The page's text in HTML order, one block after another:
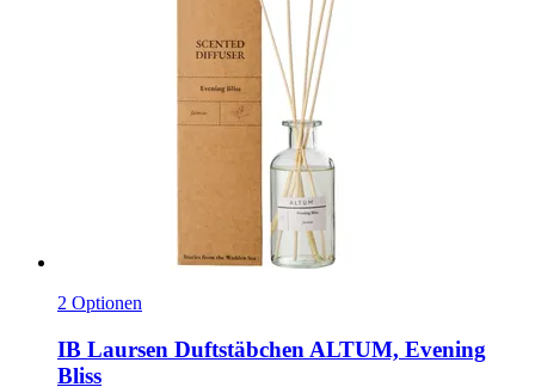
2 Optionen
IB Laursen Duftstäbchen ALTUM, Evening
Bliss